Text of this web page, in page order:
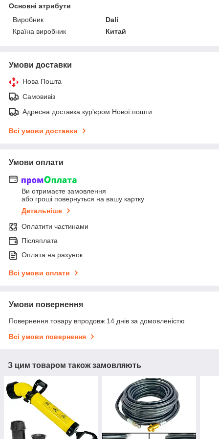
Основні атрибути
Виробник
Dali
Країна виробник
Китай
Умови доставки
Нова Пошта
Самовивіз
Адресна доставка кур'єром Нової пошти
Всі умови доставки
Умови оплати
Ви отримаєте замовлення
або гроші повернуться на вашу картку
Детальніше
Оплатити частинами
Післяплата
Оплата на рахунок
Всі умови оплати
Умови повернення
Повернення товару впродовж 14 днів за домовленістю
Всі умови повернення
З цим товаром також замовляють